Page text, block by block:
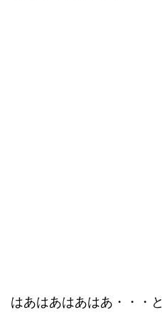
はあはあはあはあ・・・と